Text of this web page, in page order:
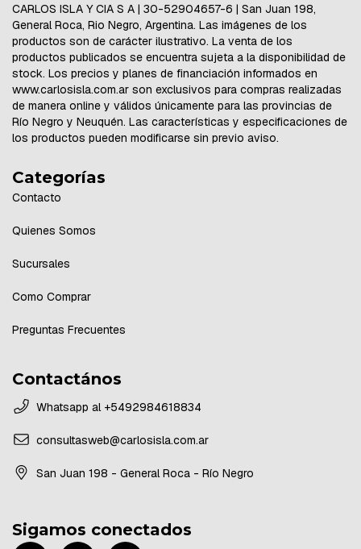
CARLOS ISLA Y CIA S A | 30-52904657-6 | San Juan 198,
General Roca, Rio Negro, Argentina. Las imágenes de los
productos son de carácter ilustrativo. La venta de los
productos publicados se encuentra sujeta a la disponibilidad de
stock. Los precios y planes de financiación informados en
www.carlosisla.com.ar son exclusivos para compras realizadas
de manera online y válidos únicamente para las provincias de
Río Negro y Neuquén. Las características y especificaciones de
los productos pueden modificarse sin previo aviso.
Categorías
Contacto
Quienes Somos
Sucursales
Como Comprar
Preguntas Frecuentes
Contactános
Whatsapp al +5492984618834
consultasweb@carlosisla.com.ar
San Juan 198 - General Roca - Río Negro
Sigamos conectados